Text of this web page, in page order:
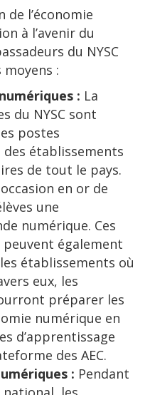
l’économie
à l’avenir du
du NYSC
:
: La
du NYSC sont
postes
des établissements
de tout le pays.
en or de
une
numérique. Ces
peuvent également
établissements où
eux, les
préparer les
numérique en
d’apprentissage
des AEC.
: Pendant